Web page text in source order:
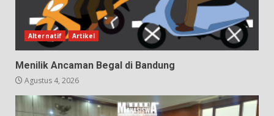
Alternatif Artikel
Menilik Ancaman Begal di Bandung
Agustus 4, 2026